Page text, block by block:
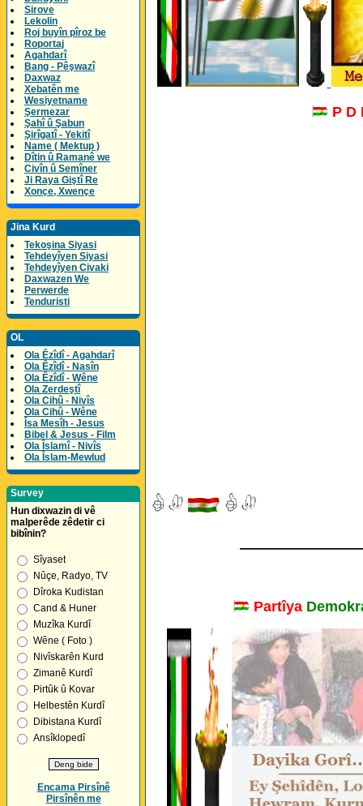
Sirove
Lekolin
Roj buyîn pîroz be
Roportaj
Agahdarî
Bang - Pêşwazî
Daxwaz
Xebatên me
Wesiyetname
Şermezar
Şahî û Şabun
Şirîgatî - Yekitî
Name ( Mektup )
Dîtin û Ramanê we
Civîn û Semîner
Ji Raya Giştî Re
Xonçe, Xwençe
Jina Kurd
Tekoşina Siyasi
Tehdeyîyen Siyasi
Tehdeyîyen Civaki
Daxwazen We
Perwerde
Tenduristi
OL
Ola Êzîdî - Agahdarî
Ola Êzîdî - Nasîn
Ola Êzîdî - Wêne
Ola Zerdeştî
Ola Cihû - Nivîs
Ola Cihû - Wêne
Îsa Mesîh - Jesus
Bibel & Jesus - Film
Ola Îslamî - Nivîs
Ola Îslam-Mewlud
Survey
Hun dixwazin di vê
malperêde zêdetir ci
bibînin?
Sîyaset
Nûçe, Radyo, TV
Dîroka Kudistan
Cand & Huner
Muzîka Kurdî
Wêne ( Foto )
Nivîskarên Kurd
Zimanê Kurdî
Pirtûk û Kovar
Helbestên Kurdî
Dibistana Kurdî
Ansîklopedî
Encama Pirsînê
Pirsînên me
P D
Partîya